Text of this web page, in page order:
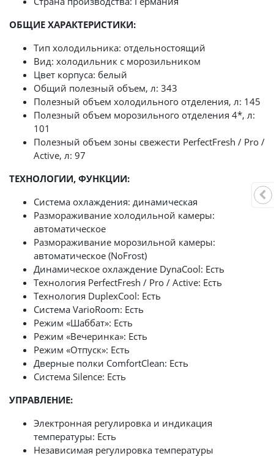
ОБЩИЕ ХАРАКТЕРИСТИКИ:
Тип холодильника: отдельностоящий
Вид: холодильник с морозильником
Цвет корпуса: белый
Общий полезный объем, л: 343
Полезный объем холодильного отделения, л: 145
Полезный объем морозильного отделения 4*, л:
101
Полезный объем зоны свежести PerfectFresh / Pro /
Active, л: 97
ТЕХНОЛОГИИ, ФУНКЦИИ:
Система охлаждения: динамическая
Размораживание холодильной камеры:
автоматическое
Размораживание морозильной камеры:
автоматическое (NoFrost)
Динамическое охлаждение DynaCool: Есть
Технология PerfectFresh / Pro / Active: Есть
Технология DuplexCool: Есть
Система VarioRoom: Есть
Режим «Шаббат»: Есть
Режим «Вечеринка»: Есть
Режим «Отпуск»: Есть
Дверные полки ComfortClean: Есть
Система Silence: Есть
УПРАВЛЕНИЕ:
Электронная регулировка и индикация
температуры: Есть
Независимая регулировка температуры